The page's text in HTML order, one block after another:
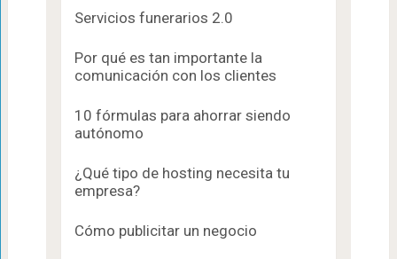
Servicios funerarios 2.0
Por qué es tan importante la
comunicación con los clientes
10 fórmulas para ahorrar siendo
autónomo
¿Qué tipo de hosting necesita tu
empresa?
Cómo publicitar un negocio